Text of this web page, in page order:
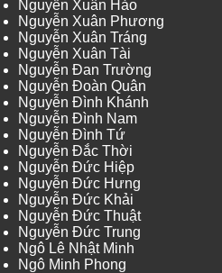
Nguyễn Xuân Hảo
Nguyễn Xuân Phương
Nguyễn Xuân Tráng
Nguyễn Xuân Tài
Nguyễn Đan Trường
Nguyễn Đoàn Quân
Nguyễn Đình Khánh
Nguyễn Đình Nam
Nguyễn Đình Tứ
Nguyễn Đắc Thời
Nguyễn Đức Hiệp
Nguyễn Đức Hưng
Nguyễn Đức Khải
Nguyễn Đức Thuật
Nguyễn Đức Trung
Ngô Lê Nhật Minh
Ngô Minh Phong